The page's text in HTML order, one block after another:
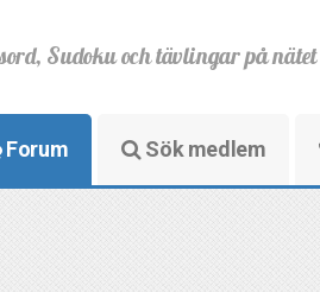
Sudoku och tävlingar på nätet
Forum Sök medlem